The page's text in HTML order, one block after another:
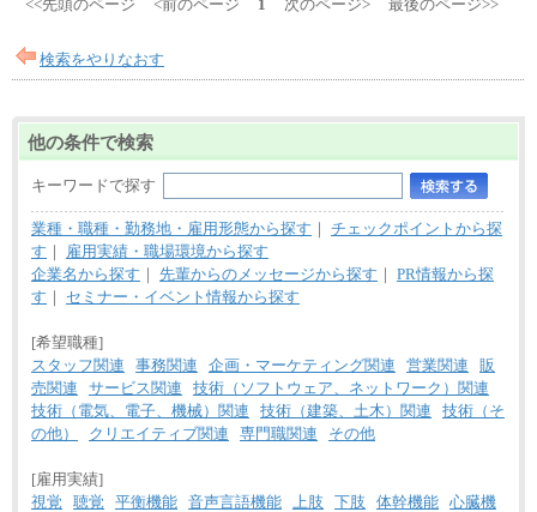
<<先頭のページ <前のページ 1 次のページ> 最後のページ>>
検索をやりなおす
他の条件で検索
キーワードで探す
業種・職種・勤務地・雇用形態から探す ｜ チェックポイントから探
す ｜
雇用実績・職場環境から探す
企業名から探す ｜ 先輩からのメッセージから探す ｜ PR情報から探
す ｜ セミナー・イベント情報から探す
[希望職種]
スタッフ関連
事務関連 企画・マーケティング関連 営業関連
販
売関連
サービス関連
技術（ソフトウェア、ネットワーク）関連
技術（電気、電子、機械）関連
技術（建築、土木）関連
技術（そ
の他）
クリエイティブ関連 専門職関連 その他
[雇用実績]
視覚
聴覚 平衡機能 音声言語機能 上肢 下肢 体幹機能 心臓機